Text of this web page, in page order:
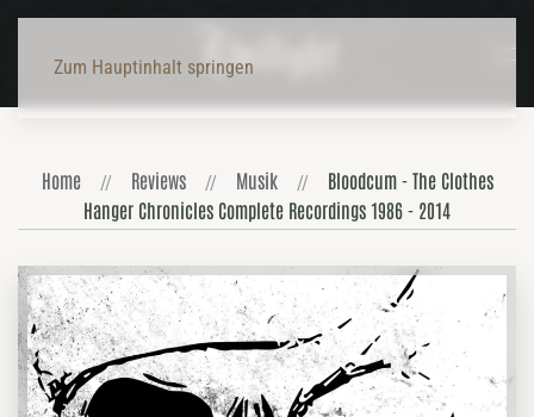
Zum Hauptinhalt springen
Home Reviews Musik
Bloodcum - The Clothes
Hanger Chronicles Complete Recordings 1986 - 2014